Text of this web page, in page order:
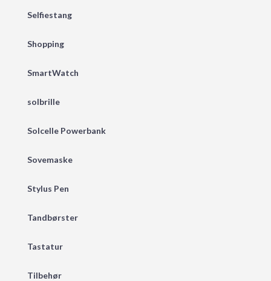
Selfiestang
Shopping
SmartWatch
solbrille
Solcelle Powerbank
Sovemaske
Stylus Pen
Tandbørster
Tastatur
Tilbehør